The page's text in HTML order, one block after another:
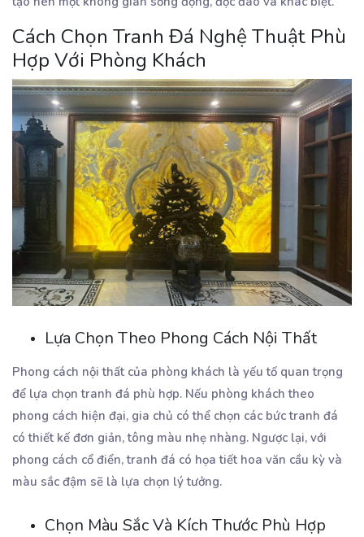
Cách Chọn Tranh Đá Nghệ Thuật Phù
Hợp Với Phòng Khách
Lựa Chọn Theo Phong Cách Nội Thất
Phong cách nội thất của phòng khách là yếu tố quan trọng
để lựa chọn tranh đá phù hợp. Nếu phòng khách theo
phong cách hiện đại, gia chủ có thể chọn các bức tranh đá
có thiết kế đơn giản, tông màu nhẹ nhàng. Ngược lại, với
phong cách cổ điển, tranh đá có họa tiết hoa văn cầu kỳ và
màu sắc đậm sẽ là lựa chọn lý tưởng.
Chọn Màu Sắc Và Kích Thước Phù Hợp